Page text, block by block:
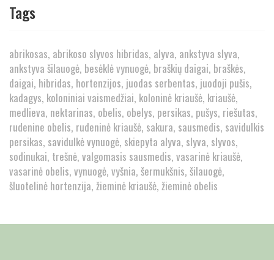
Tags
abrikosas abrikoso slyvos hibridas alyva ankstyva slyva
ankstyva šilauogė besėklė vynuogė braškių daigai braškės
daigai hibridas hortenzijos juodas serbentas juodoji pušis
kadagys koloniniai vaismedžiai koloninė kriaušė kriaušė
medlieva nektarinas obelis obelys persikas pušys riešutas
rudenine obelis rudeninė kriaušė sakura sausmedis savidulkis
persikas savidulkė vynuogė skiepyta alyva slyva slyvos
sodinukai trešnė valgomasis sausmedis vasarinė kriaušė
vasarinė obelis vynuogė vyšnia šermukšnis šilauogė
šluotelinė hortenzija žieminė kriaušė žieminė obelis